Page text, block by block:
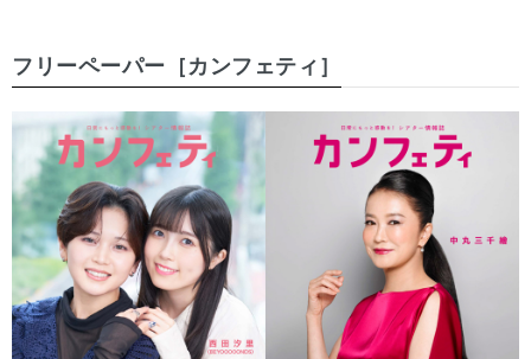
フリーペーパー［カンフェティ］